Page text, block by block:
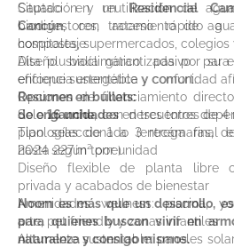
Captación y reutilización de
biodigestores, tratamiento de
compostaje
Diseño bioclimático pasivo para
eficiencia energética y confort.
Situado en un Residencial
Cancún, con acceso rápido a
hospitales, supermercados,
Alta plusvalía garantizada por su
enfoque sustentable y comunidad
Opciones de financiamiento
de enganche, con descuentos
plan seleccionado (entrega final
2024 según torre)
Resumen en bullets:
Solo16 unidadesen tres torres de 4
Tipologías de 1 a 3 recámaras,
hasta 227 m² por unidad
Diseño flexible de planta libre
privada y acabados de bienestar
Amenidades wellness: piscina,
arte, pet friendly y zonas infantiles
Altamente sustentable: paneles
Noom es más que un desarrollo,
para quienes buscan vivir en
naturaleza y consigo mismos.